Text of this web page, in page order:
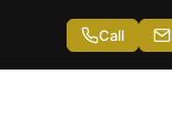
Call